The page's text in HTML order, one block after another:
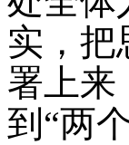
实，把
署上来
到“两